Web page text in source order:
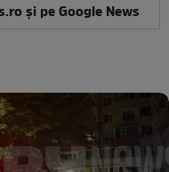
și pe Google News